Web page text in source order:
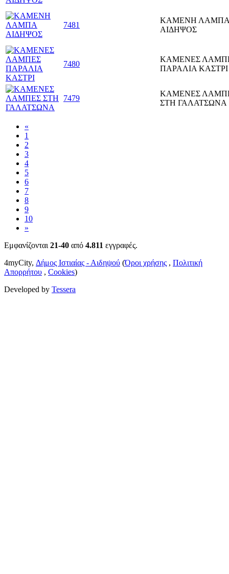
7481
ΚΑΜΕΝΗ ΛΑΜΠΑ
ΑΙΔΗΨΟΣ
7480
ΚΑΜΕΝΕΣ
ΠΑΡΑΛΙΑ ΚΑΣΤΡΙ
7479
ΚΑΜΕΝΕΣ
ΣΤΗ ΓΑΛΑΤΣΩΝΑ
«
1
2
3
4
5
6
7
8
9
10
»
Εμφανίζονται 21-40 από 4.811 εγγραφές.
4myCity, Δήμος Ιστιαίας - Αιδηψού (Όροι χρήσης , Πολιτική
Απορρήτου , Cookies)
Developed by Tessera